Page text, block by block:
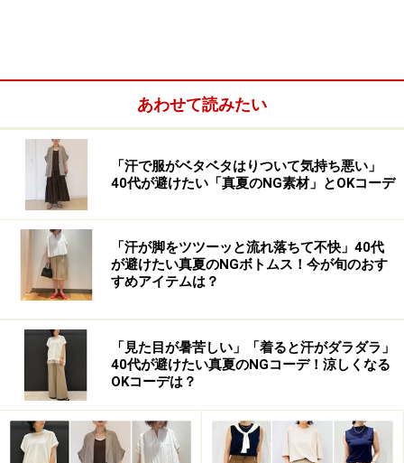
す。
フロント部分はジップアップの上からボタンで留めるデ
ザインで、見た目がスマートなのもきれいめに着られる
ポイント。カラバリは写真のカーキに加えて、ベージ
ュ、ブラックの計3色です。
あわせて読みたい
「汗で服がベタベタはりついて気持ち悪い」
40代が避けたい「真夏のNG素材」とOKコーデ
「汗が脚をツツーッと流れ落ちて不快」40代
が避けたい真夏のNGボトムス！今が旬のおす
すめアイテムは？
「見た目が暑苦しい」「着ると汗がダラダラ」
40代が避けたい真夏のNGコーデ！涼しくなる
OKコーデは？